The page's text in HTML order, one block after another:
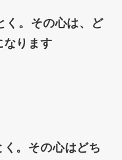
く。その心は、ど
なります
。その心はどち